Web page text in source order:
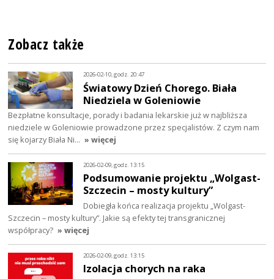
Zobacz także
2026-02-10, godz. 20:47
Światowy Dzień Chorego. Biała
Niedziela w Goleniowie
Bezpłatne konsultacje, porady i badania lekarskie już w najbliższa
niedziele w Goleniowie prowadzone przez specjalistów. Z czym nam
się kojarzy Biała Ni… » więcej
2026-02-09, godz. 13:15
Podsumowanie projektu „Wolgast-
Szczecin – mosty kultury”
Dobiegła końca realizacja projektu „Wolgast-
Szczecin – mosty kultury”. Jakie są efekty tej transgranicznej
współpracy? » więcej
2026-02-09, godz. 13:15
Izolacja chorych na raka